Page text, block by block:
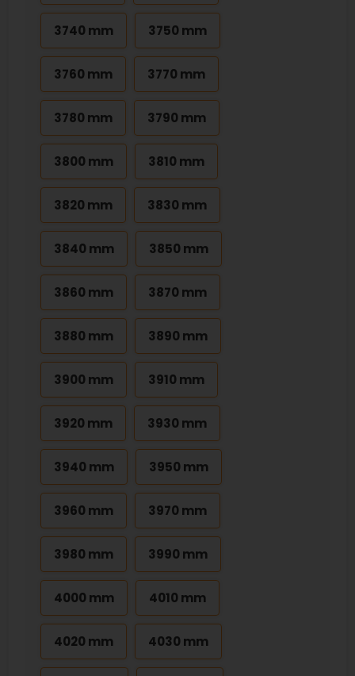
3740 mm 3750 mm
3760 mm 3770 mm
3780 mm 3790 mm
3800 mm 3810 mm
3820 mm 3830 mm
3840 mm 3850 mm
3860 mm 3870 mm
3880 mm 3890 mm
3900 mm 3910 mm
3920 mm 3930 mm
3940 mm 3950 mm
3960 mm 3970 mm
3980 mm 3990 mm
4000 mm 4010 mm
4020 mm 4030 mm